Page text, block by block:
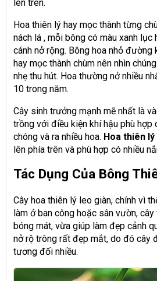
lên trên.
Hoa thiên lý hay mọc thành từng
nách lá , mỗi bông có màu xanh lục
cánh nở rộng. Bông hoa nhỏ
hay mọc thành chùm nên nhìn
nhẹ thu hút. Hoa thường nở nhiều
10 trong năm.
Cây sinh trưởng mạnh mẽ nhất là
trồng với điều kiện khí hậu phù hợp
chóng và ra nhiều hoa. Hoa thiên lý
lên phía trên và phù hợp có nhiều
Tác Dụng Của Bông
Cây hoa thiên lý leo giàn, chính vì
làm ở ban công hoặc sân vườn,
bóng mát, vừa giúp làm đẹp cảnh
nở rộ trông rất đẹp mắt, do đó cây
tương đối nhiều.